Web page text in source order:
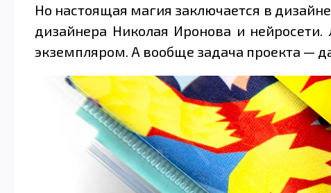
Но настоящая магия заключается в
дизайнера Николая Иронова и
экземпляром. А вообще задача проекта —